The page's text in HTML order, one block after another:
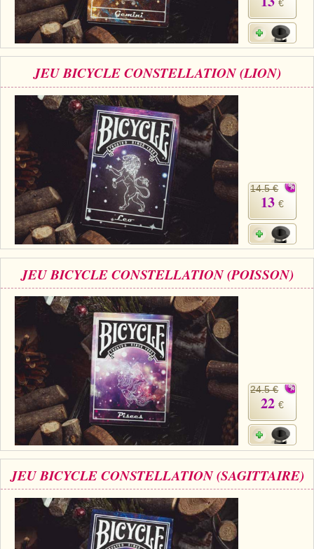
€
JEU BICYCLE CONSTELLATION (LION)
14.5 €
13 €
JEU BICYCLE CONSTELLATION (POISSON)
24.5 €
22 €
JEU BICYCLE CONSTELLATION (SAGITTAIRE)